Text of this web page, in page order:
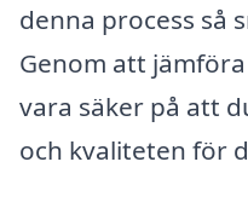
denna process så
Genom att
vara säker på att
och kvaliteten för